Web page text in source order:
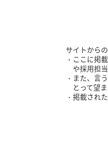
サイトから
ここに掲
や採用担
また、言
とって望
掲載され